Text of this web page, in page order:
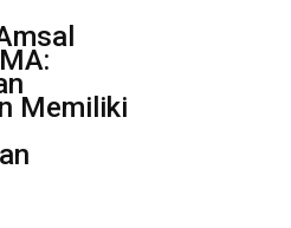
Memiliki